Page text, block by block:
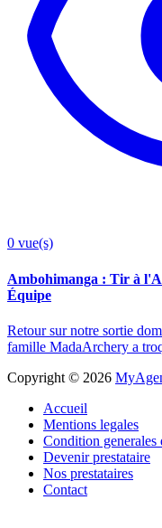
0 vue(s)
Ambohimanga : Tir à
Équipe
Retour sur notre sortie
famille MadaArchery a
Copyright © 2026
Accueil
Mentions legales
Condition generales
Devenir prestataire
Nos prestataires
Contact